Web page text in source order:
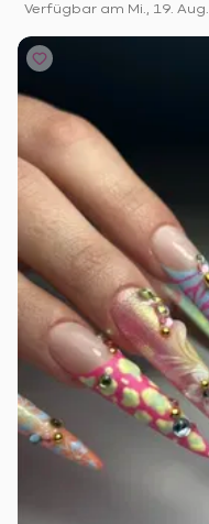
Verfügbar am Mi., 19. Aug.